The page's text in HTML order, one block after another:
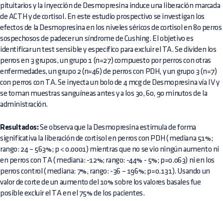
pituitarios y la inyección de Desmopresina induce una liberación marcada
de ACTH y de cortisol. En este estudio prospectivo se investigan los
efectos de la Desmopresina en los niveles séricos de cortisol en 80 perros
sospechosos de padecer un síndrome de Cushing. El objetivo es
identificar un test sensible y específico para excluir el TA. Se dividen los
perros en 3 grupos, un grupo 1 (n=27) compuesto por perros con otras
enfermedades, un grupo 2 (n=46) de perros con PDH, y un grupo 3 (n=7)
con perros con TA. Se inyecta un bolo de 4 mcg de Desmopresina vía IV y
se toman muestras sanguíneas antes y a los 30, 60, 90 minutos de la
administración.
Resultados:Se observa que la Desmopresina estimula de forma
significativa la liberación de cortisol en perros con PDH ( mediana 51%;
rango: 24 – 563%; p < 0.0001) mientras que no se vio ningún aumento ni
en perros con TA ( mediana: -12%; rango: -44% - 5%; p=0.063) ni en los
perros control ( mediana: 7%, rango: -36 – 196%; p=0.131). Usando un
valor de corte de un aumento del 10% sobre los valores basales fue
posible excluir el TA en el 75% de los pacientes.